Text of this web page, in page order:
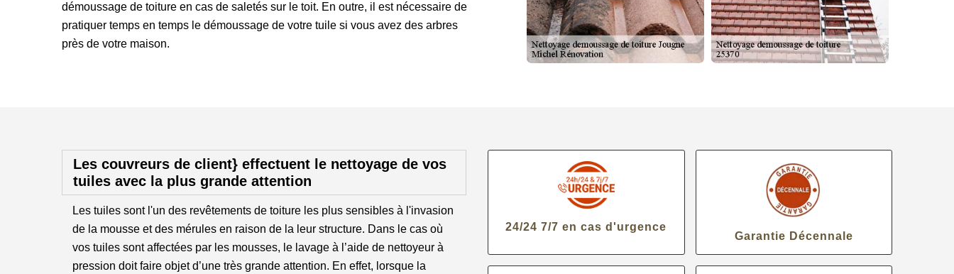
démoussage de toiture en cas de saletés sur le toit. En outre, il est nécessaire de
pratiquer temps en temps le démoussage de votre tuile si vous avez des arbres
près de votre maison.
Les couvreurs de client} effectuent le nettoyage de vos
tuiles avec la plus grande attention
Les tuiles sont l'un des revêtements de toiture les plus sensibles à l'invasion
de la mousse et des mérules en raison de la leur structure. Dans le cas où
vos tuiles sont affectées par les mousses, le lavage à l’aide de nettoyeur à
pression doit faire objet d’une très grande attention. En effet, lorsque la
24/24 7/7 en cas d'urgence
Garantie Décennale